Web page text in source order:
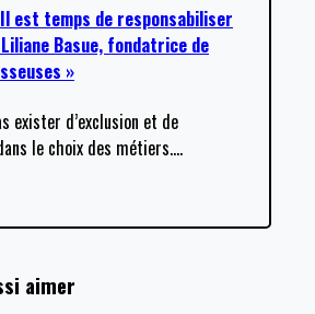
Il est temps de responsabiliser
Basue, fondatrice de
»
exister d’exclusion et de
le choix des métiers.…
aimer